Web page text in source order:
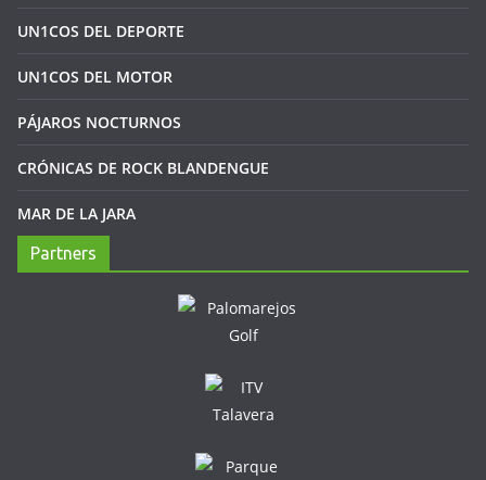
UN1COS DEL DEPORTE
UN1COS DEL MOTOR
PÁJAROS NOCTURNOS
CRÓNICAS DE ROCK BLANDENGUE
MAR DE LA JARA
Partners